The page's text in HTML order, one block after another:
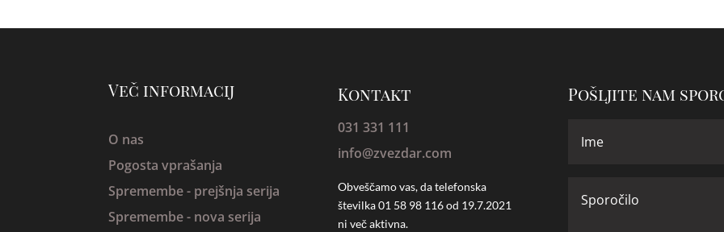
Več informacij
O nas
Pogosta vprašanja
Spremembe - prejšnja serija
Spremembe - nova serija
Kontakt
031 331 111
info@zvezdar.com
Obveščamo vas, da telefonska
številka01 58 98 116 od 19.7.2021
ni več aktivna.
Pošljite nam